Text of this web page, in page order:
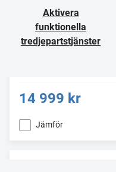
Aktivera
funktionella
tredjepartstjänster
14 999 kr
Jämför